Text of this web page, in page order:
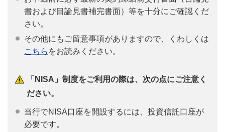
書および目論見書補完書面）等を十分にご確認くだ
さい。
その他にもご留意事項がありますので、くわしくは
こちら をお読みください。
「NISA」制度をご利用の際は、次の点にご注意く
ださい。
当行でNISA口座を開設するには、投資信託口座が
必要です。